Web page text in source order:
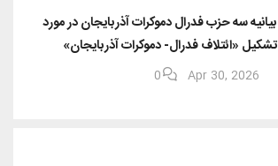
بیانیه سه حزب فدرال دموکرات آذربایجان در مورد
تشکیل «ائتلاف فدرال- دموکرات آذربایجان»
Apr 30, 2026
0